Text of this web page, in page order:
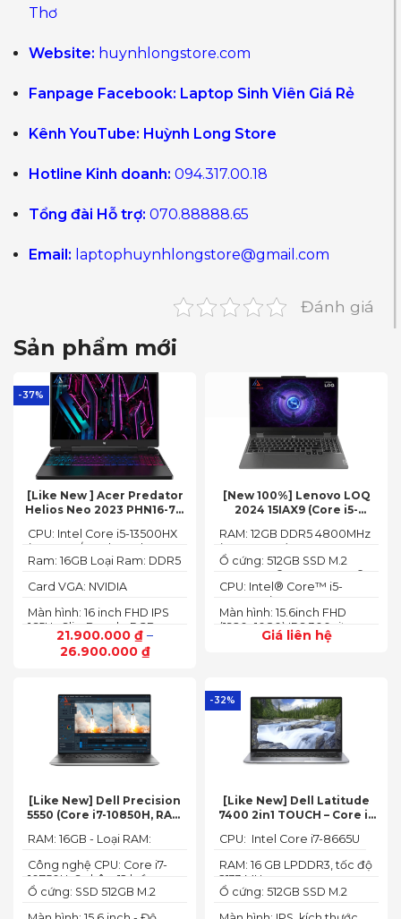
Thơ
Website: huynhlongstore.com
Fanpage Facebook: Laptop Sinh Viên Giá Rẻ
Kênh YouTube: Huỳnh Long Store
Hotline Kinh doanh: 094.317.00.18
Tổng đài Hỗ trợ: 070.88888.65
Email: laptophuynhlongstore@gmail.com
Đánh giá
Sản phẩm mới
-37%
[Like New ] Acer Predator
Helios Neo 2023 PHN16-71-
16GB, 512GB, RTX 4050 6GB,
21.900.000 ₫ –
26.900.000 ₫
Màn hình: 16 inch FHD IPS
165Hz SlimBezel, sRGB
100%, Acer ComfyView,
500 nits
Card VGA: NVIDIA
(140W)
Ram: 16GB Loại Ram: DDR5
CPU: Intel Core i5-13500HX
(14 Cores/ 20 Threads, up
to 4.70 GHz, 24MB)
[New 100%] Lenovo LOQ
2024 15IAX9 (Core i5-
3050 6GB, 15.6″ FHD 144Hz)
Giá liên hệ
Màn hình: 15.6inch FHD
(1920x1080) IPS 300nits
Anti-glare, 100%sRGB,
CPU: Intel® Core™ i5-
12450HX (2.00GHz up to
4.40GHz, 12MB Cache)
Ổ cứng: 512GB SSD M.2
2242 PCIe® 4.0x4 NVMe®
RAM: 12GB DDR5 4800MHz
(up to 32GB)
[Like New] Dell Precision
5550 (Core i7-10850H, RAM
Quadro T1000 4G, Màn
15.6” FHD+)
Ổ cứng: SSD 512GB M.2
Công nghệ CPU: Core i7-
10750H, 6 nhân, 12 luồng
RAM: 16GB - Loại RAM:
-32%
[Like New] Dell Latitude
7400 2in1 TOUCH – Core i7
màn hình 14 inch FHD Cảm
Ổ cứng: 512GB SSD M.2
RAM: 16 GB LPDDR3, tốc độ
2133 MHz
CPU: Intel Core i7-8665U